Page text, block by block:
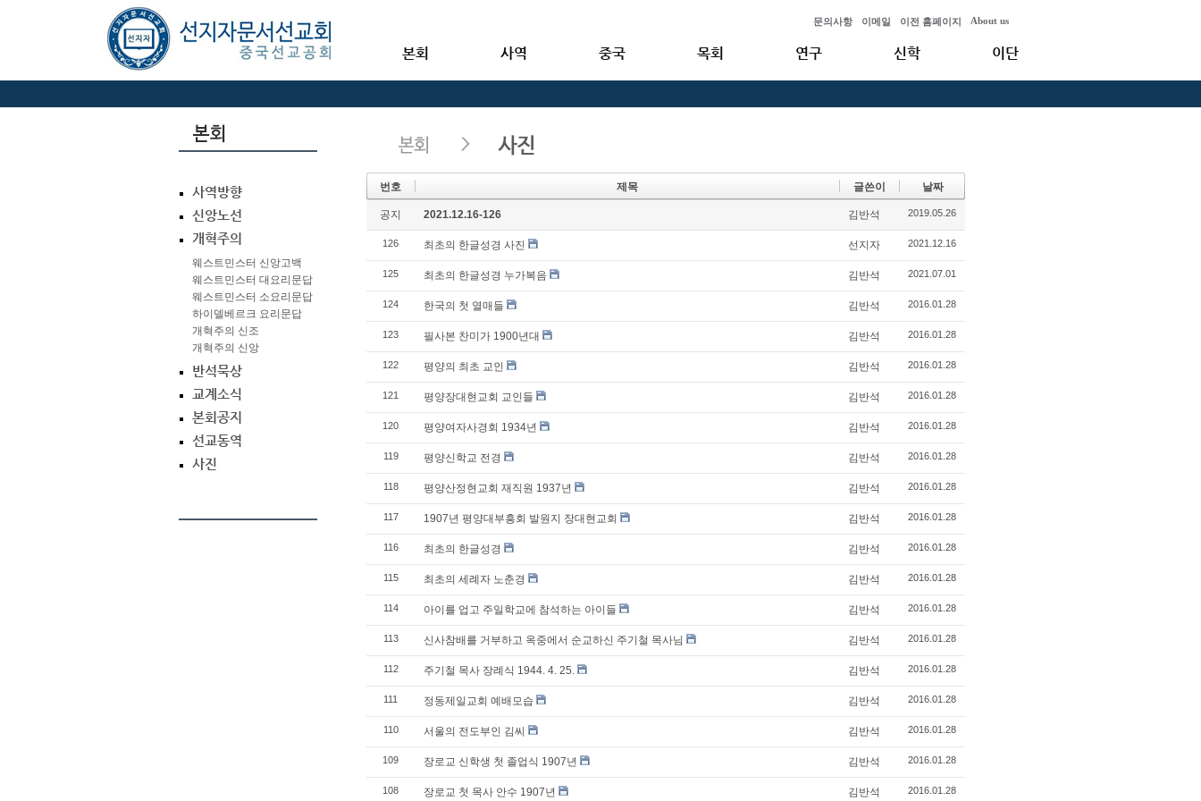
문의사항 이메일 이전 홈페이지 About us
본회 사역 중국 목회 연구 신학 이단
번호 제목 글쓴이 날짜
공지 2021.12.16-126 김반석 2019.05.26
126 최초의 한글성경 사진 선지자 2021.12.16
125 최초의 한글성경 누가복음 김반석 2021.07.01
124 한국의 첫 열매들 김반석 2016.01.28
123 필사본 찬미가 1900년대 김반석 2016.01.28
122 평양의 최초 교인 김반석 2016.01.28
121 평양장대현교회 교인들 김반석 2016.01.28
120 평양여자사경회 1934년 김반석 2016.01.28
119 평양신학교 전경 김반석 2016.01.28
118 평양산정현교회 재직원 1937년 김반석 2016.01.28
117 1907년 평양대부흥회 발원지 장대현교회 김반석 2016.01.28
116 최초의 한글성경 김반석 2016.01.28
115 최초의 세례자 노춘경 김반석 2016.01.28
114 아이를 업고 주일학교에 참석하는 아이들 김반석 2016.01.28
113 신사참배를 거부하고 옥중에서 순교하신 주기철 목사님 김반석 2016.01.28
112 주기철 목사 장례식 1944. 4. 25. 김반석 2016.01.28
111 정동제일교회 예배모습 김반석 2016.01.28
110 서울의 전도부인 김씨 김반석 2016.01.28
109 장로교 신학생 첫 졸업식 1907년 김반석 2016.01.28
108 장로교 첫 목사 안수 1907년 김반석 2016.01.28
사역방향
신앙노선
개혁주의
웨스트민스터 신앙고백
웨스트민스터 대요리문답
웨스트민스터 소요리문답
하이델베르크 요리문답
개혁주의 신조
개혁주의 신앙
반석묵상
교계소식
본회공지
선교동역
사진